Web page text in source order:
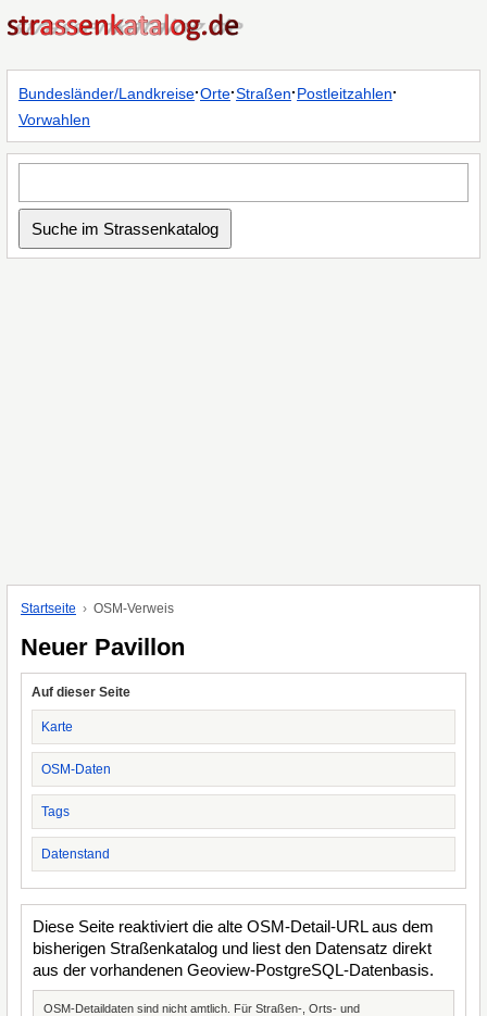
Bundesländer/Landkreise·Orte·Straßen·Postleitzahlen·
Vorwahlen
Startseite OSM-Verweis
Neuer Pavillon
Auf dieser Seite
Karte
OSM-Daten
Tags
Datenstand
Diese Seite reaktiviert die alte OSM-Detail-URL aus dem
bisherigen Straßenkatalog und liest den Datensatz direkt
aus der vorhandenen Geoview-PostgreSQL-Datenbasis.
OSM-Detaildaten sind nicht amtlich. Für Straßen-, Orts- und